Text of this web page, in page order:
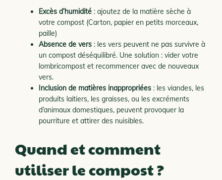
Excès d’humidité : ajoutez de la matière sèche à
votre compost (Carton, papier en petits morceaux,
paille)
Absence de vers : les vers peuvent ne pas survivre à
un compost déséquilibré. Une solution : vider votre
lombricompost et recommencer avec de nouveaux
vers.
Inclusion de matières inappropriées : les viandes, les
produits laitiers, les graisses, ou les excréments
d’animaux domestiques, peuvent provoquer la
pourriture et attirer des nuisibles.
Quand et comment
utiliser le compost ?